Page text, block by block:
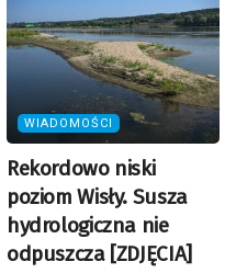
WIADOMOŚCI
Rekordowo niski
poziom Wisły. Susza
hydrologiczna nie
odpuszcza [ZDJĘCIA]